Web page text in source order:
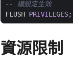
FLUSH PRIVILEGES;
資源限制